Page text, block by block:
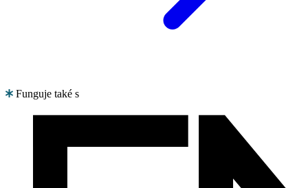
Funguje také s